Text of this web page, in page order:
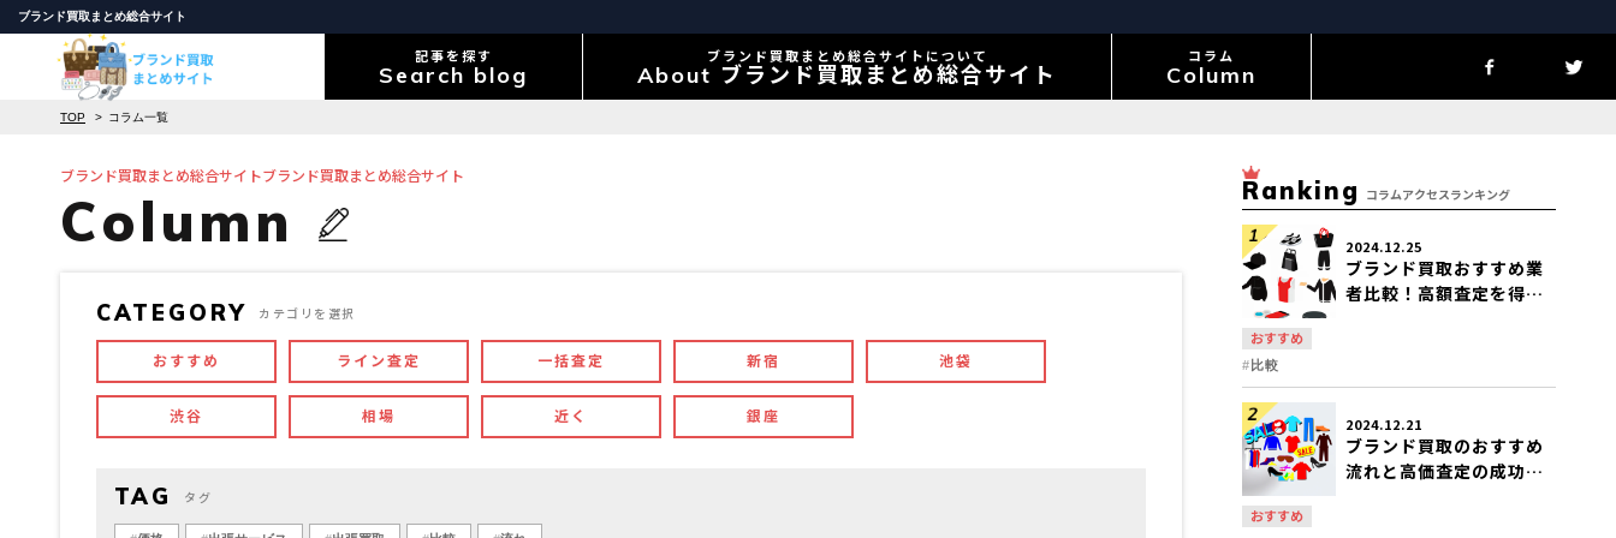
ブランド買取まとめ総合サイト
記事を探す
Search blog
ブランド買取まとめ総合サイトについて
About ブランド買取まとめ総合サイト
コラム
Column
TOP コラム一覧
ブランド買取まとめ総合サイトブランド買取まとめ総合サイト
Column
CATEGORY カテゴリを選択
おすすめ ライン査定 一括査定 新宿 池袋
渋谷 相場 近く 銀座
TAG タグ
Ranking コラムアクセスランキング
2024.12.25
ブランド買取おすすめ業
者比較！高額査定を得る
おすすめ
比較
2024.12.21
ブランド買取のおすすめ
流れと高価査定の成功法
おすすめ